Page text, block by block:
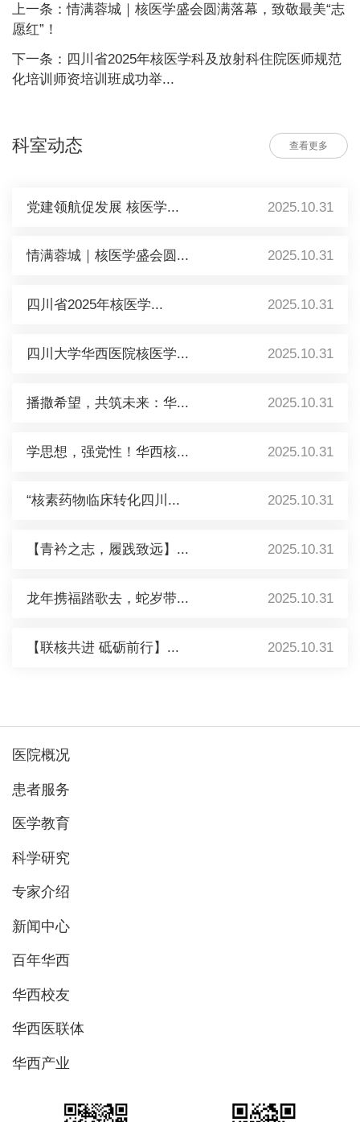
上一条：情满蓉城｜核医学盛会圆满落幕，致敬最美“志
愿红”！
下一条：四川省2025年核医学科及放射科住院医师规范
化培训师资培训班成功举...
科室动态 查看更多
党建领航促发展 核医学... 2025.10.31
情满蓉城｜核医学盛会圆... 2025.10.31
四川省2025年核医学... 2025.10.31
四川大学华西医院核医学... 2025.10.31
播撒希望，共筑未来：华... 2025.10.31
学思想，强党性！华西核... 2025.10.31
“核素药物临床转化四川... 2025.10.31
【青衿之志，履践致远】... 2025.10.31
龙年携福踏歌去，蛇岁带... 2025.10.31
【联核共进 砥砺前行】... 2025.10.31
医院概况
患者服务
医学教育
科学研究
专家介绍
新闻中心
百年华西
华西校友
华西医联体
华西产业